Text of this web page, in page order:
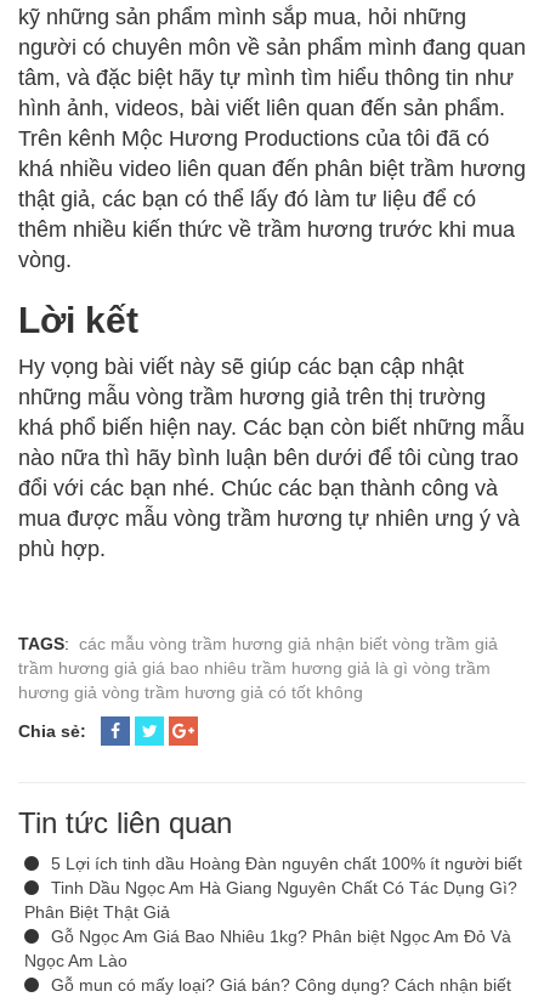
kỹ những sản phẩm mình sắp mua, hỏi những
người có chuyên môn về sản phẩm mình đang quan
tâm, và đặc biệt hãy tự mình tìm hiểu thông tin như
hình ảnh, videos, bài viết liên quan đến sản phẩm.
Trên kênh Mộc Hương Productions của tôi đã có
khá nhiều video liên quan đến phân biệt trầm hương
thật giả, các bạn có thể lấy đó làm tư liệu để có
thêm nhiều kiến thức về trầm hương trước khi mua
vòng.
Lời kết
Hy vọng bài viết này sẽ giúp các bạn cập nhật
những mẫu vòng trầm hương giả trên thị trường
khá phổ biến hiện nay. Các bạn còn biết những mẫu
nào nữa thì hãy bình luận bên dưới để tôi cùng trao
đổi với các bạn nhé. Chúc các bạn thành công và
mua được mẫu vòng trầm hương tự nhiên ưng ý và
phù hợp.
TAGS: các mẫu vòng trầm hương giả nhận biết vòng trầm giả
trầm hương giả giá bao nhiêu trầm hương giả là gì vòng trầm
hương giả vòng trầm hương giả có tốt không
Chia sẻ:
Tin tức liên quan
5 Lợi ích tinh dầu Hoàng Đàn nguyên chất 100% ít người biết
Tinh Dầu Ngọc Am Hà Giang Nguyên Chất Có Tác Dụng Gì?
Phân Biệt Thật Giả
Gỗ Ngọc Am Giá Bao Nhiêu 1kg? Phân biệt Ngọc Am Đỏ Và
Ngọc Am Lào
Gỗ mun có mấy loại? Giá bán? Công dụng? Cách nhận biết